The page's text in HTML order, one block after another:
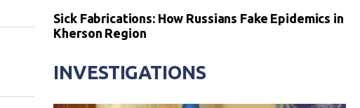
Sick Fabrications: How Russians Fake Epidemics in
Kherson Region
INVESTIGATIONS